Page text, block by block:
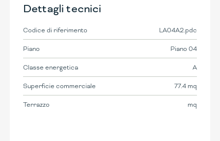
Dettagli tecnici
Codice di riferimento LA04A2.pdc
Piano Piano 04
Classe energetica A
Superficie commerciale 77.4 mq
Terrazzo mq